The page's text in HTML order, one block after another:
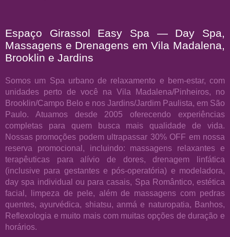
Espaço Girassol Easy Spa — Day Spa,
Massagens e Drenagens em Vila Madalena,
Brooklin e Jardins
Somos um Spa urbano de relaxamento e bem-estar, com
unidades perto de você na Vila Madalena/Pinheiros, no
Brooklin/Campo Belo e nos Jardins/Jardim Paulista, em São
Paulo. Atuamos desde 2005 oferecendo experiências
completas para quem busca mais qualidade de vida.
Nossas promoções podem ultrapassar 30% OFF em nossa
reserva promocional, incluindo: massagens relaxantes e
terapêuticas para alívio de dores, drenagem linfática
(inclusive para gestantes e pós-operatória) e modeladora,
day spa individual ou para casais, Spa Romântico, estética
facial, limpeza de pele, além de massagens com pedras
quentes, ayurvédica, shiatsu, anmá e naturopatia, Banhos,
Reflexologia e muito mais com muitas opções de duração e
horários.